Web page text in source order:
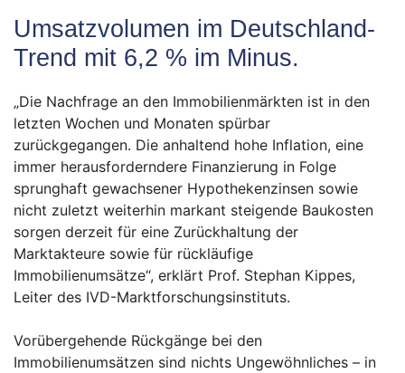
Umsatzvolumen im Deutschland-
Trend mit 6,2 % im Minus.
„Die Nachfrage an den Immobilienmärkten ist in den
letzten Wochen und Monaten spürbar
zurückgegangen. Die anhaltend hohe Inflation, eine
immer herausforderndere Finanzierung in Folge
sprunghaft gewachsener Hypothekenzinsen sowie
nicht zuletzt weiterhin markant steigende Baukosten
sorgen derzeit für eine Zurückhaltung der
Marktakteure sowie für rückläufige
Immobilienumsätze“, erklärt Prof. Stephan Kippes,
Leiter des IVD-Marktforschungsinstituts.
Vorübergehende Rückgänge bei den
Immobilienumsätzen sind nichts Ungewöhnliches – in